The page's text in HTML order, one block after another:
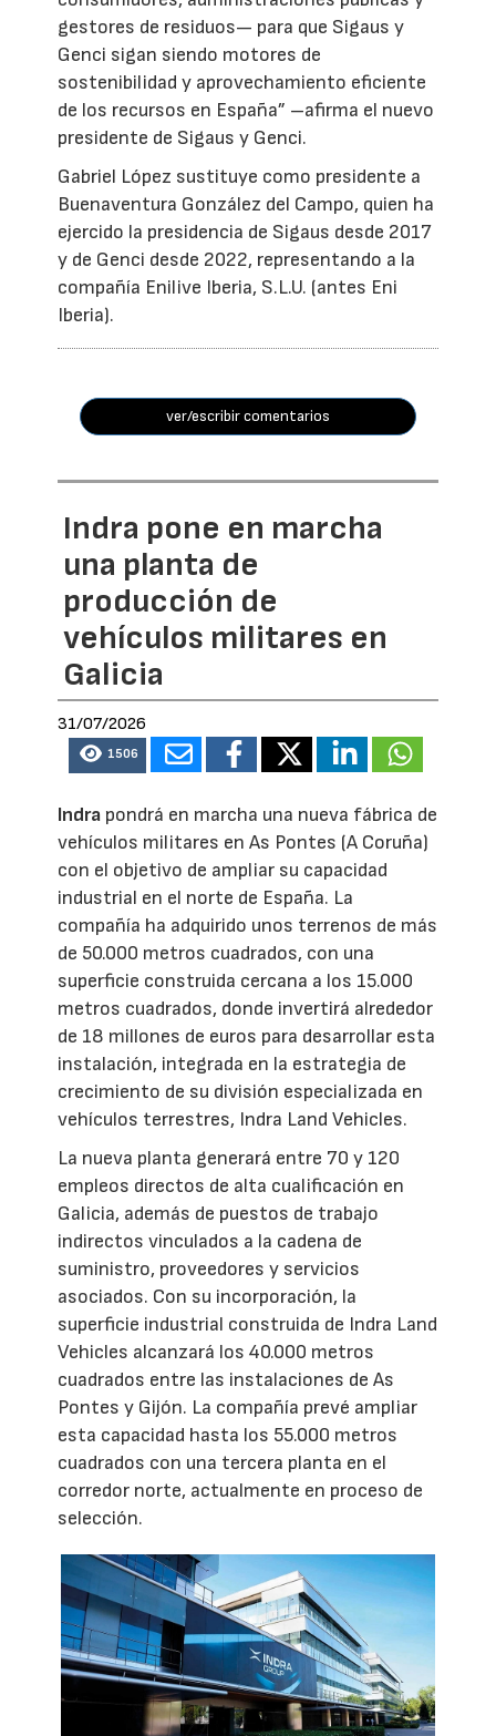
gestores de residuos— para que Sigaus y
Genci sigan siendo motores de
sostenibilidad y aprovechamiento eficiente
de los recursos en España” –afirma el nuevo
presidente de Sigaus y Genci.
Gabriel López sustituye como presidente a
Buenaventura González del Campo, quien ha
ejercido la presidencia de Sigaus desde 2017
y de Genci desde 2022, representando a la
compañía Enilive Iberia, S.L.U. (antes Eni
Iberia).
ver/escribir comentarios
Indra pone en marcha
una planta de
producción de
vehículos militares en
Galicia
31/07/2026
1506
Indra pondrá en marcha una nueva fábrica de
vehículos militares en As Pontes (A Coruña)
con el objetivo de ampliar su capacidad
industrial en el norte de España. La
compañía ha adquirido unos terrenos de más
de 50.000 metros cuadrados, con una
superficie construida cercana a los 15.000
metros cuadrados, donde invertirá alrededor
de 18 millones de euros para desarrollar esta
instalación, integrada en la estrategia de
crecimiento de su división especializada en
vehículos terrestres, Indra Land Vehicles.
La nueva planta generará entre 70 y 120
empleos directos de alta cualificación en
Galicia, además de puestos de trabajo
indirectos vinculados a la cadena de
suministro, proveedores y servicios
asociados. Con su incorporación, la
superficie industrial construida de Indra Land
Vehicles alcanzará los 40.000 metros
cuadrados entre las instalaciones de As
Pontes y Gijón. La compañía prevé ampliar
esta capacidad hasta los 55.000 metros
cuadrados con una tercera planta en el
corredor norte, actualmente en proceso de
selección.